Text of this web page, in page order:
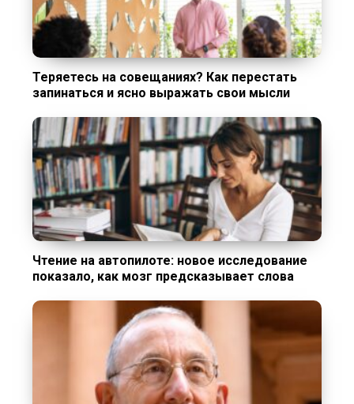
Теряетесь на совещаниях? Как перестать
запинаться и ясно выражать свои мысли
Чтение на автопилоте: новое исследование
показало, как мозг предсказывает слова